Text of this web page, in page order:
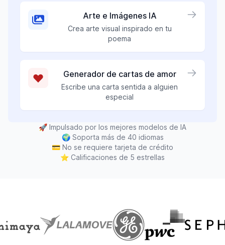
Arte e Imágenes IA
Crea arte visual inspirado en tu
poema
Generador de cartas de amor
Escribe una carta sentida a alguien
especial
🚀 Impulsado por los mejores modelos de IA
🌍 Soporta más de 40 idiomas
💳 No se requiere tarjeta de crédito
⭐ Calificaciones de 5 estrellas